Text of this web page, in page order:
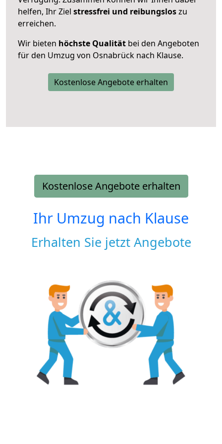
helfen, Ihr Ziel stressfrei und reibungsloszu
erreichen.
Wir bieten höchste Qualität bei den Angeboten
für den Umzug von Osnabrück nach Klause.
Kostenlose Angebote erhalten
Kostenlose Angebote erhalten
Ihr Umzug nach Klause
Erhalten Sie jetzt Angebote